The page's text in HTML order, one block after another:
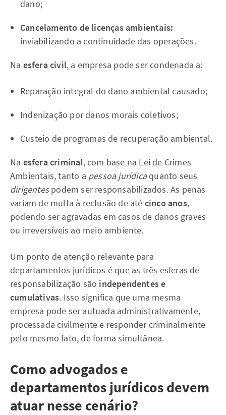
dano;
Cancelamento de licenças ambientais:
inviabilizando a continuidade das operações.
Na esfera civil, a empresa pode ser condenada a:
Reparação integral do dano ambiental causado;
Indenização por danos morais coletivos;
Custeio de programas de recuperação ambiental.
Na esfera criminal, com base na Lei de Crimes
Ambientais, tanto a pessoa jurídicaquanto seus
dirigentespodem ser responsabilizados. As penas
variam de multa à reclusão de até cinco anos,
podendo ser agravadas em casos de danos graves
ou irreversíveis ao meio ambiente.
Um ponto de atenção relevante para
departamentos jurídicos é que as três esferas de
responsabilização são independentes e
cumulativas. Isso significa que uma mesma
empresa pode ser autuada administrativamente,
processada civilmente e responder criminalmente
pelo mesmo fato, de forma simultânea.
Como advogados e
departamentos jurídicos devem
atuar nesse cenário?